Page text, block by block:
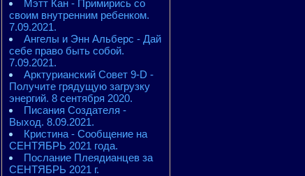
Мэтт Кан - Примирись со
своим внутренним ребенком.
7.09.2021.
Ангелы и Энн Альберс - Дай
себе право быть собой.
7.09.2021.
Арктурианский Совет 9-D -
Получите грядущую загрузку
энергий. 8 сентября 2020.
Писания Создателя -
Выход. 8.09.2021.
Кристина - Сообщение на
СЕНТЯБРЬ 2021 года.
Послание Плеядианцев за
СЕНТЯБРЬ 2021 г.